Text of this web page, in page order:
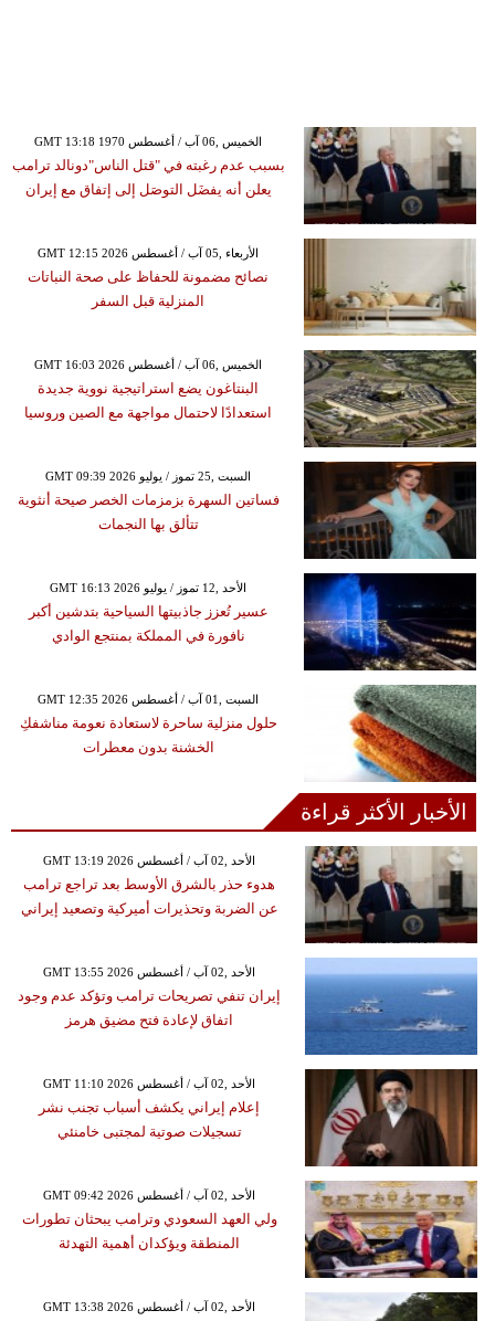
GMT 13:18 1970 الخميس ,06 آب / أغسطس
بسبب عدم رغبته في "قتل الناس"دونالد ترامب
يعلن أنه يفضَل التوصَل إلى إتفاق مع إيران
GMT 12:15 2026 الأربعاء ,05 آب / أغسطس
نصائح مضمونة للحفاظ على صحة النباتات
المنزلية قبل السفر
GMT 16:03 2026 الخميس ,06 آب / أغسطس
البنتاغون يضع استراتيجية نووية جديدة
استعدادًا لاحتمال مواجهة مع الصين وروسيا
GMT 09:39 2026 السبت ,25 تموز / يوليو
فساتين السهرة بزمزمات الخصر صيحة أنثوية
تتألق بها النجمات
GMT 16:13 2026 الأحد ,12 تموز / يوليو
عسير تُعزز جاذبيتها السياحية بتدشين أكبر
نافورة في المملكة بمنتجع الوادي
GMT 12:35 2026 السبت ,01 آب / أغسطس
حلول منزلية ساحرة لاستعادة نعومة مناشفكِ
الخشنة بدون معطرات
الأخبار الأكثر قراءة
GMT 13:19 2026 الأحد ,02 آب / أغسطس
هدوء حذر بالشرق الأوسط بعد تراجع ترامب
عن الضربة وتحذيرات أميركية وتصعيد إيراني
GMT 13:55 2026 الأحد ,02 آب / أغسطس
إيران تنفي تصريحات ترامب وتؤكد عدم وجود
اتفاق لإعادة فتح مضيق هرمز
GMT 11:10 2026 الأحد ,02 آب / أغسطس
إعلام إيراني يكشف أسباب تجنب نشر
تسجيلات صوتية لمجتبى خامنئي
GMT 09:42 2026 الأحد ,02 آب / أغسطس
ولي العهد السعودي وترامب يبحثان تطورات
المنطقة ويؤكدان أهمية التهدئة
GMT 13:38 2026 الأحد ,02 آب / أغسطس